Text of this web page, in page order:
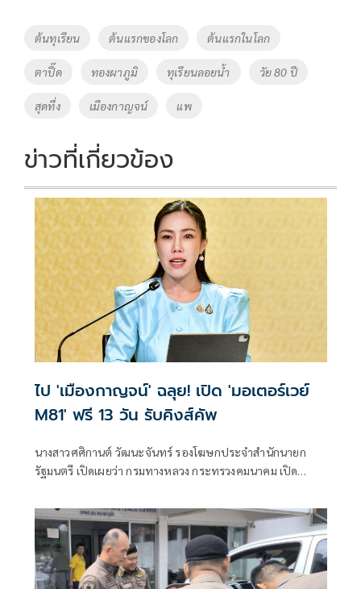
o
o
k
Li
k
Tags
ต้นทุเรียน ต้นแรกของโลก ต้นแรกในโลก
ตาปี๊ด ทองผาภูมิ ทุเรียนลอยน้ำ วัย 80 ปี
สุดทึ่ง เมืองกาญจน์ แพ
ข่าวที่เกี่ยวข้อง
ไป 'เมืองกาญจน์' ฉลุย! เปิด 'มอเตอร์เวย์
M81' ฟรี 13 วัน รับคิงส์คัพ
นางสาวศศิกานต์ วัฒนะจันทร์ รองโฆษกประจำสำนักนายก
รัฐมนตรี เปิดเผยว่า กรมทางหลวง กระทรวงคมนาคม เปิด
บางใหญ่ – กาญจนบุรี